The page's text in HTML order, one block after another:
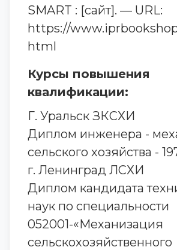
SMART : [сайт]. — URL:
https://
html
Курсы повышения
квалификации:
Г. Уральск ЗКСХИ
Диплом инженера -
сельского хозяйства -
г. Ленинград ЛСХИ
Диплом кандидата
наук по специальности
052001-«Механизация
сельскохозяйственного